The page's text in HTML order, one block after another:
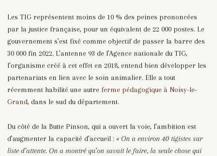
Les TIG représentent moins de 10 % des peines prononcées
par la justice française, pour un équivalent de 22 000 postes. Le
gouvernement s’est fixé comme objectif de passer la barre des
30 000 fin 2022. L’antenne 93 de l’Agence nationale du TIG,
l’organisme créé à cet effet en 2018, entend bien développer les
partenariats en lien avec le soin animalier. Elle a tout
récemment habilité une autre ferme pédagogique à Noisy-le-
Grand, dans le sud du département.
Du côté de la Butte Pinson, qui a ouvert la voie, l’ambition est
d’augmenter la capacité d’accueil : « On a environ 40 tigistes sur
liste d’attente. On a montré qu’on savait le faire, la seule chose qui